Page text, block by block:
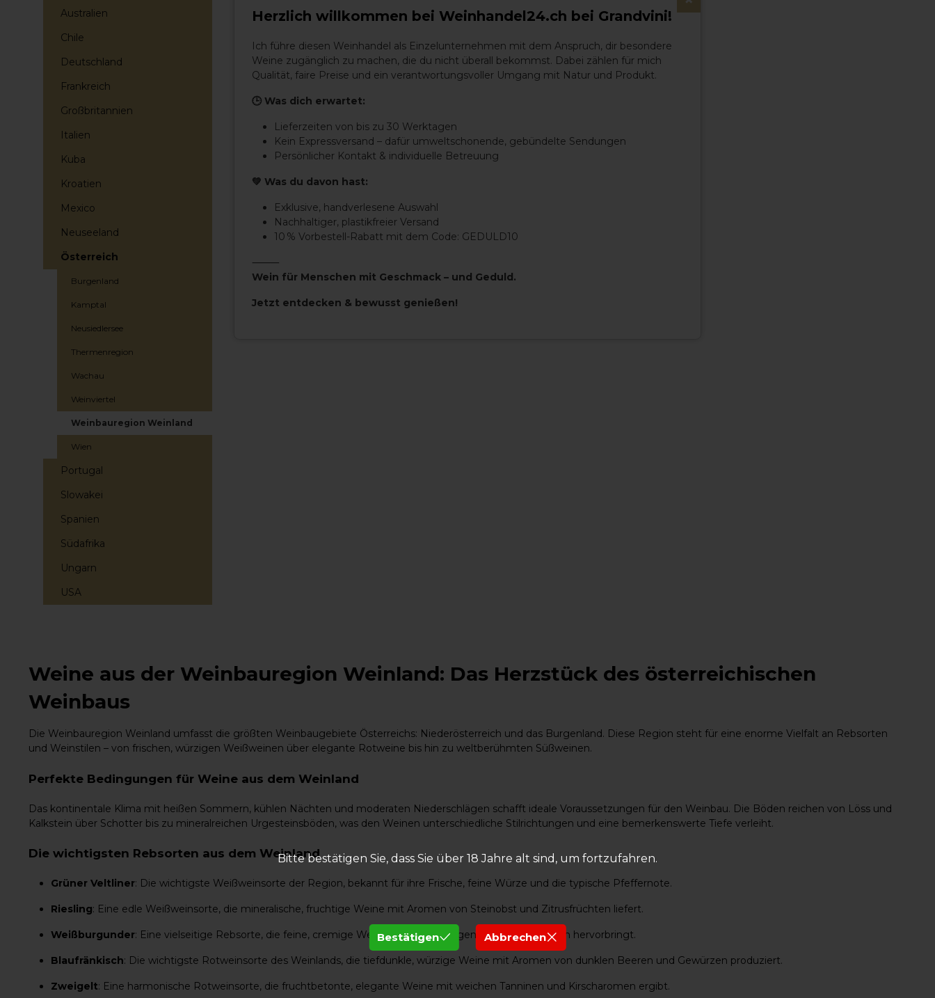
Bitte bestätigen Sie, dass Sie über 18 Jahre alt sind, um fortzufahren.
Bestätigen Abbrechen
Australien
Chile
Deutschland
Frankreich
Großbritannien
Italien
Kuba
Kroatien
Mexico
Neuseeland
Österreich
Burgenland
Kamptal
Neusiedlersee
Thermenregion
Wachau
Weinviertel
Weinbauregion Weinland
Wien
Portugal
Slowakei
Spanien
Südafrika
Ungarn
USA
Weine aus der Weinbauregion Weinland: Das Herzstück des österreichischen
Weinbaus
Die Weinbauregion Weinland umfasst die größten Weinbaugebiete Österreichs: Niederösterreich und das Burgenland. Diese Region steht für eine enorme Vielfalt an Rebsorten
und Weinstilen – von frischen, würzigen Weißweinen über elegante Rotweine bis hin zu weltberühmten Süßweinen.
Perfekte Bedingungen für Weine aus dem Weinland
Das kontinentale Klima mit heißen Sommern, kühlen Nächten und moderaten Niederschlägen schafft ideale Voraussetzungen für den Weinbau. Die Böden reichen von Löss und
Kalkstein über Schotter bis zu mineralreichen Urgesteinsböden, was den Weinen unterschiedliche Stilrichtungen und eine bemerkenswerte Tiefe verleiht.
Die wichtigsten Rebsorten aus dem Weinland
Grüner Veltliner: Die wichtigste Weißweinsorte der Region, bekannt für ihre Frische, feine Würze und die typische Pfeffernote.
Riesling: Eine edle Weißweinsorte, die mineralische, fruchtige Weine mit Aromen von Steinobst und Zitrusfrüchten liefert.
Weißburgunder: Eine vielseitige Rebsorte, die feine, cremige Weißweine mit nussigen und floralen Noten hervorbringt.
Blaufränkisch: Die wichtigste Rotweinsorte des Weinlands, die tiefdunkle, würzige Weine mit Aromen von dunklen Beeren und Gewürzen produziert.
Zweigelt: Eine harmonische Rotweinsorte, die fruchtbetonte, elegante Weine mit weichen Tanninen und Kirscharomen ergibt.
Herzlich willkommen bei Weinhandel24.ch bei Grandvini!
Ich führe diesen Weinhandel als Einzelunternehmen mit dem Anspruch, dir besondere
Weine zugänglich zu machen, die du nicht überall bekommst. Dabei zählen für mich
Qualität, faire Preise und ein verantwortungsvoller Umgang mit Natur und Produkt.
🕒 Was dich erwartet:
Lieferzeiten von bis zu 30 Werktagen
Kein Expressversand – dafür umweltschonende, gebündelte Sendungen
Persönlicher Kontakt & individuelle Betreuung
💚 Was du davon hast:
Exklusive, handverlesene Auswahl
Nachhaltiger, plastikfreier Versand
10 % Vorbestell-Rabatt mit dem Code: GEDULD10
⸻
Wein für Menschen mit Geschmack – und Geduld.
Jetzt entdecken & bewusst genießen!